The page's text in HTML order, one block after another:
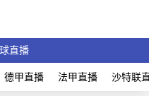
直播
德甲直播 法甲直播 沙特联